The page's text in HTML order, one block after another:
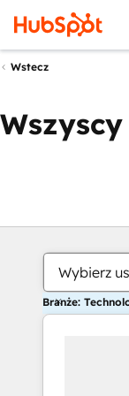
Wstecz
Wybierz
Branże: